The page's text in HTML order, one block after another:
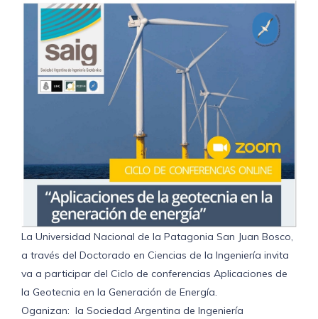
La Universidad Nacional de la Patagonia San Juan Bosco,
a través del Doctorado en Ciencias de la Ingeniería invita
va a participar del Ciclo de conferencias Aplicaciones de
la Geotecnia en la Generación de Energía.
Oganizan: la Sociedad Argentina de Ingeniería